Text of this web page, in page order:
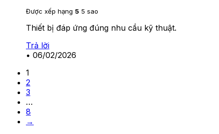
Được xếp hạng 5 5 sao
Thiết bị đáp ứng đúng nhu cầu kỹ thuật.
Trả lời
• 06/02/2026
1
2
3
…
8
→